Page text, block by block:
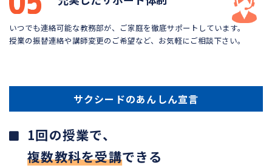
いつでも連絡可能な教務部が、ご家庭を徹底サポートしています。
授業の振替連絡や講師変更のご希望など、お気軽にご相談下さい。
サクシードのあんしん宣言
1回の授業で、
複数教科を受講できる